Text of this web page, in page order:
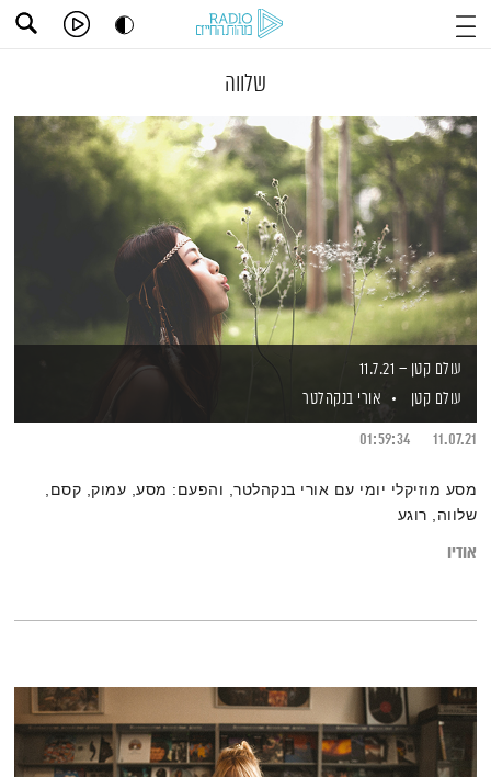
שלווה
עולם קטן – 11.7.21
עולם קטן
אורי בנקהלטר
11.07.21
01:59:34
מסע מוזיקלי יומי עם אורי בנקהלטר, והפעם: מסע, עמוק, קסם,
שלווה, רוגע
אודיו